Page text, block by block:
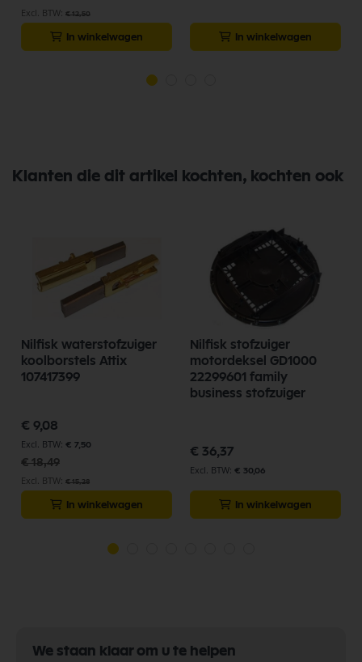
€ 12,50
In winkelwagen In winkelwagen
Klanten die dit artikel kochten, kochten ook
Nilfisk waterstofzuiger
koolborstels Attix
107417399
Speciale
prijs
€ 9,08
€ 7,50
€ 18,49
€ 15,28
In winkelwagen
Nilfisk stofzuiger
motordeksel GD1000
22299601 family
business stofzuiger
€ 36,37
€ 30,06
In winkelwagen
We staan klaar om u te helpen